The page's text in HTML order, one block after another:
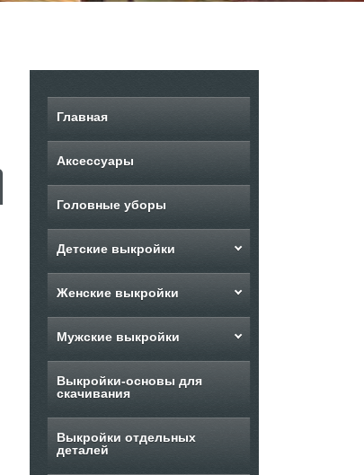
Главная
Аксессуары
Головные уборы
Детские выкройки
Женские выкройки
Мужские выкройки
Выкройки-основы для
скачивания
Выкройки отдельных
деталей